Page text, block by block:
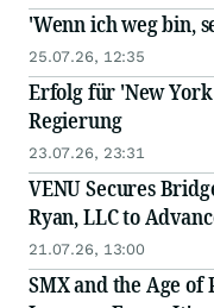
'Wenn ich weg bin,
25.07.26, 12:35
Erfolg für 'New
Regierung
23.07.26, 23:31
VENU Secures
Ryan, LLC to
21.07.26, 13:00
SMX and the Age of